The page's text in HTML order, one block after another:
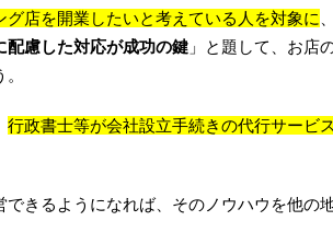
グ店を開業したいと考えている人を対象に
配慮した対応が成功の鍵 」と題して、お店
行政書士等が会社設立手続きの代行サービス
きるようになれば、そのノウハウを他の